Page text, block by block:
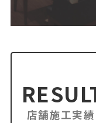
店舗施工実績